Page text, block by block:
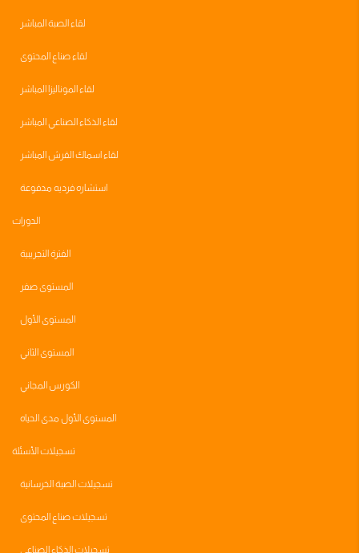
لقاء الصبة المباشر
لقاء صناع المحتوى
لقاء الموناليزا المباشر
لقاء الذكاء الصناعي المباشر
لقاء اسماك القرش المباشر
استشاره فرديه مدفوعة
الدورات
الفترة التجريبية
المستوى صفر
المستوى الأول
المستوى الثاني
الكورس المجاني
المستوى الأول مدى الحياه
تسجيلات الأسئلة
تسجيلات الصبة الخرسانية
تسجيلات صناع المحتوى
تسجيلات الذكاء الصناعي